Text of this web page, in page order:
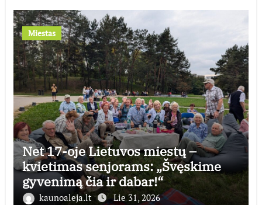
Miestas
Net 17-oje Lietuvos miestų –
kvietimas senjorams: „Švęskime
gyvenimą čia ir dabar!“
kaunoaleja.lt Lie 31, 2026